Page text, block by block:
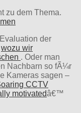
zu dem Thema.
der
wozu wir
. Oder man
Nachbarn so fÃ¼r
Kameras sagen –
CCTV
motivatedâ€™